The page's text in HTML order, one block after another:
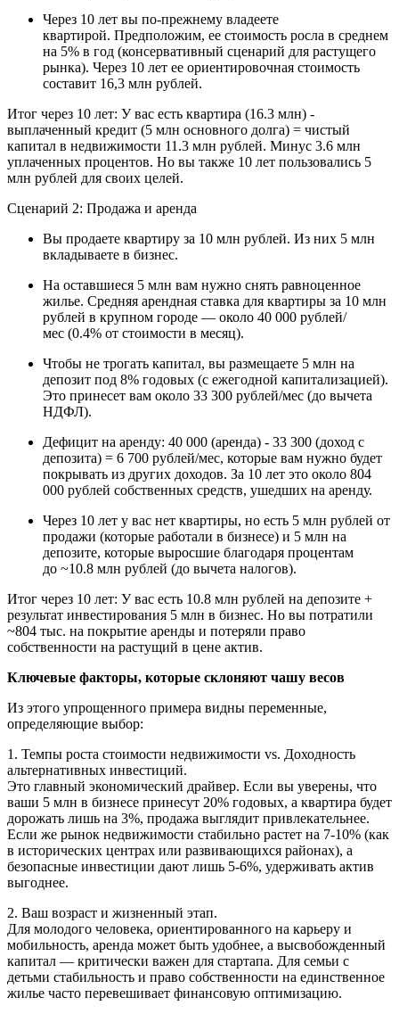
Через 10 лет вы по-прежнему владеете
квартирой. Предположим, ее стоимость росла в среднем
на 5% в год (консервативный сценарий для растущего
рынка). Через 10 лет ее ориентировочная стоимость
составит 16,3 млн рублей.
Итог через 10 лет: У вас есть квартира (16.3 млн) -
выплаченный кредит (5 млн основного долга) = чистый
капитал в недвижимости 11.3 млн рублей. Минус 3.6 млн
уплаченных процентов. Но вы также 10 лет пользовались 5
млн рублей для своих целей.
Сценарий 2: Продажа и аренда
Вы продаете квартиру за 10 млн рублей. Из них 5 млн
вкладываете в бизнес.
На оставшиеся 5 млн вам нужно снять равноценное
жилье. Средняя арендная ставка для квартиры за 10 млн
рублей в крупном городе — около 40 000 рублей/
мес (0.4% от стоимости в месяц).
Чтобы не трогать капитал, вы размещаете 5 млн на
депозит под 8% годовых (с ежегодной капитализацией).
Это принесет вам около 33 300 рублей/мес (до вычета
НДФЛ).
Дефицит на аренду: 40 000 (аренда) - 33 300 (доход с
депозита) = 6 700 рублей/мес, которые вам нужно будет
покрывать из других доходов. За 10 лет это около 804
000 рублей собственных средств, ушедших на аренду.
Через 10 лет у вас нет квартиры, но есть 5 млн рублей от
продажи (которые работали в бизнесе) и 5 млн на
депозите, которые выросшие благодаря процентам
до ~10.8 млн рублей (до вычета налогов).
Итог через 10 лет: У вас есть 10.8 млн рублей на депозите +
результат инвестирования 5 млн в бизнес. Но вы потратили
~804 тыс. на покрытие аренды и потеряли право
собственности на растущий в цене актив.
Ключевые факторы, которые склоняют чашу весов
Из этого упрощенного примера видны переменные,
определяющие выбор:
1. Темпы роста стоимости недвижимости vs. Доходность
альтернативных инвестиций.
Это главный экономический драйвер. Если вы уверены, что
ваши 5 млн в бизнесе принесут 20% годовых, а квартира будет
дорожать лишь на 3%, продажа выглядит привлекательнее.
Если же рынок недвижимости стабильно растет на 7-10% (как
в исторических центрах или развивающихся районах), а
безопасные инвестиции дают лишь 5-6%, удерживать актив
выгоднее.
2. Ваш возраст и жизненный этап.
Для молодого человека, ориентированного на карьеру и
мобильность, аренда может быть удобнее, а высвобожденный
капитал — критически важен для стартапа. Для семьи с
детьми стабильность и право собственности на единственное
жилье часто перевешивает финансовую оптимизацию.